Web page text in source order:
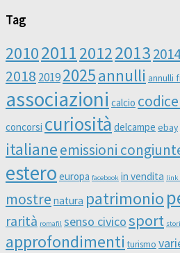
Tag
20102011201220132014
2018 20192025annulli annulli
associazioni calcio
concorsi curiosità delcampe ebay
italianeemissioni
estero europa facebook in vendita link
mostre natura patrimonio
rarità romafil senso civicosport
approfondimenti turismo